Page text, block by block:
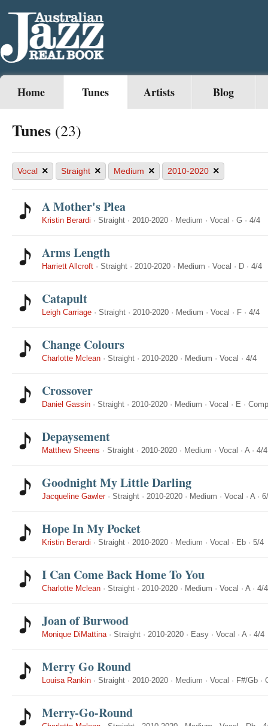
Home Tunes Artists Blog
Tunes (23)
Vocal × Straight × Medium × 2010-2020 ×
A Mother's Plea
Kristin Berardi · Straight · 2010-2020 · Medium · Vocal · G · 4/4
Arms Length
Harriett Allcroft · Straight · 2010-2020 · Medium · Vocal · D · 4/4
Catapult
Leigh Carriage · Straight · 2010-2020 · Medium · Vocal · F · 4/4
Change Colours
Charlotte Mclean · Straight · 2010-2020 · Medium · Vocal · 4/4
Crossover
Daniel Gassin · Straight · 2010-2020 · Medium · Vocal · E ·
Depaysement
Matthew Sheens · Straight · 2010-2020 · Medium · Vocal · A· 4/4
Goodnight My Little Darling
Jacqueline Gawler· Straight · 2010-2020 · Medium · Vocal · A·
Hope In My Pocket
Kristin Berardi · Straight · 2010-2020 · Medium · Vocal · Eb · 5/4
I Can Come Back Home To You
Charlotte Mclean · Straight · 2010-2020 · Medium · Vocal · A· 4/4
Joan of Burwood
Monique DiMattina· Straight · 2010-2020 · Easy · Vocal · A· 4/4
Merry Go Round
Louisa Rankin · Straight · 2010-2020 · Medium · Vocal · F#/Gb ·
Merry-Go-Round